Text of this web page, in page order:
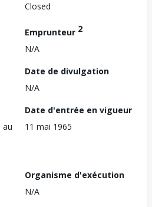
Closed
Emprunteur 2
N/A
Date de divulgation
N/A
au
Date d'entrée en vigueur
11 mai 1965
Organisme d'exécution
N/A